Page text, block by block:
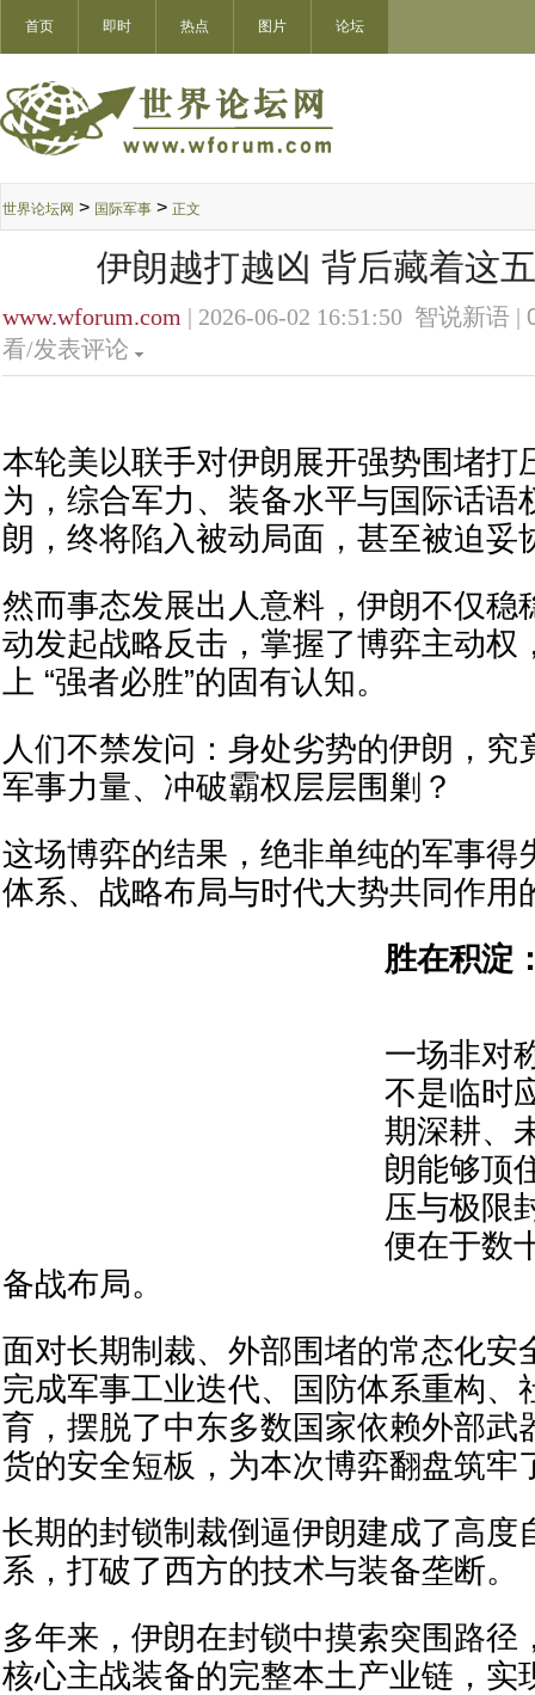
首页 即时 热点 图片 论坛
世界论坛网 > 国际军事 > 正文
伊朗越打越凶 背后藏着这
www.wforum.com | 2026-06-02 16:51:50 智说新语 |
看/发表评论
本轮美以联手对伊朗展开强势围堵打
为，综合军力、装备水平与国际话语
朗，终将陷入被动局面，甚至被迫妥
然而事态发展出人意料，伊朗不仅稳
动发起战略反击，掌握了博弈主动权
上 “强者必胜”的固有认知。
人们不禁发问：身处劣势的伊朗，究
军事力量、冲破霸权层层围剿？
这场博弈的结果，绝非单纯的军事得
体系、战略布局与时代大势共同作用
胜在积淀
一场非对
不是临时
期深耕、
朗能够顶
压与极限
便在于数
备战布局。
面对长期制裁、外部围堵的常态化安
完成军事工业迭代、国防体系重构、
育，摆脱了中东多数国家依赖外部武
货的安全短板，为本次博弈翻盘筑牢
长期的封锁制裁倒逼伊朗建成了高度
系，打破了西方的技术与装备垄断。
多年来，伊朗在封锁中摸索突围路径
核心主战装备的完整本土产业链，实